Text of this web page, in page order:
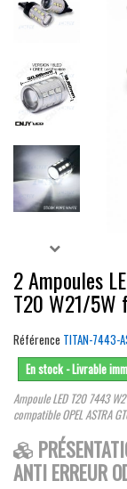
2 Ampoules
T20 W21/5W
Référence TITAN-7443-
En stock - Livrable
Ampoule LED T20 7443
compatible OPEL ASTRA
ANTI ERREUR